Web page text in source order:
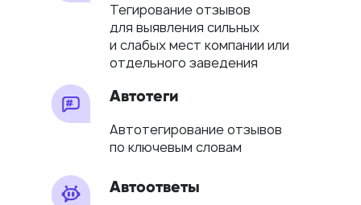
Автотеги
Автотегирование отзывов
по ключевым словам
Автоответы
Тегирование отзывов
для выявления сильных
и слабых мест компании или
отдельного заведения